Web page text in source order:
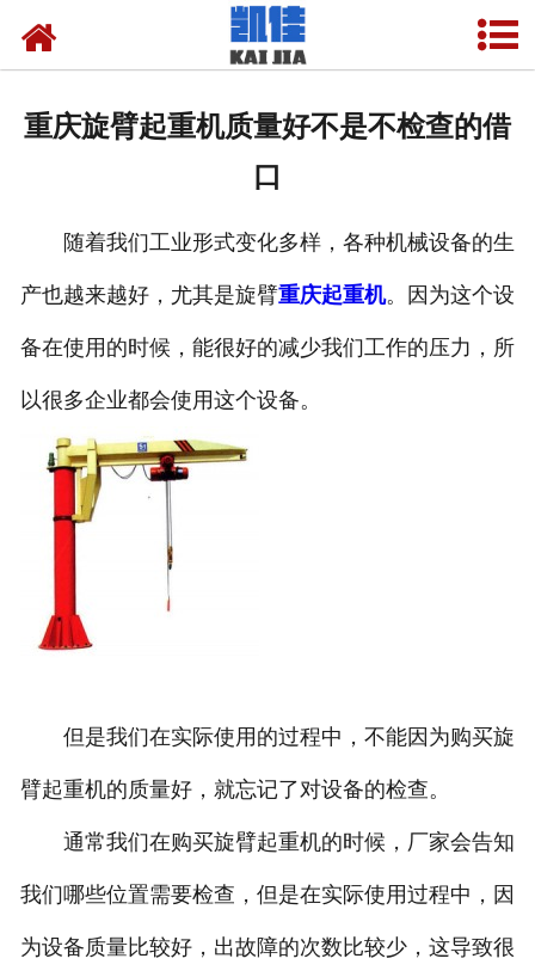
厂房设备
重庆旋臂起重机质量好不是不检查的借
口
随着我们工业形式变化多样，各种机械设备的生
产也越来越好，尤其是旋臂重庆起重机。因为这个设
备在使用的时候，能很好的减少我们工作的压力，所
以很多企业都会使用这个设备。
但是我们在实际使用的过程中，不能因为购买旋
臂起重机的质量好，就忘记了对设备的检查。
通常我们在购买旋臂起重机的时候，厂家会告知
我们哪些位置需要检查，但是在实际使用过程中，因
为设备质量比较好，出故障的次数比较少，这导致很